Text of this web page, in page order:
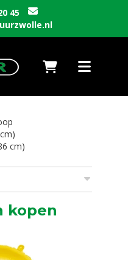
45
Naar winkelwagen
Toggle
cm)
kopen